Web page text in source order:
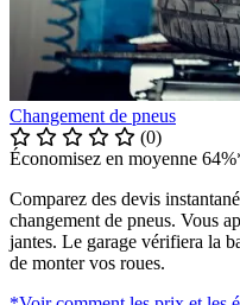
Changement de pneus
(0)
Économisez en moyenne
Comparez des devis
changement de pneus. Vous
jantes. Le garage vérifiera la
de monter vos roues.